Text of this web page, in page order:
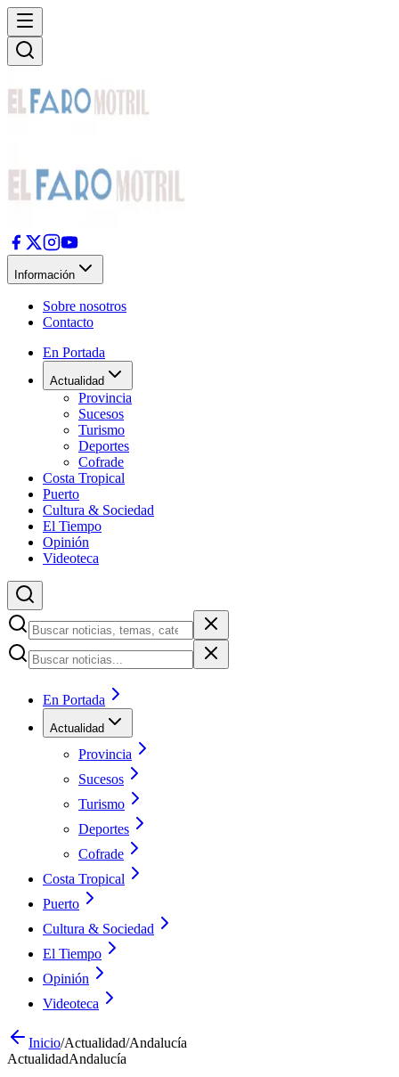
Información
Sobre nosotros
Contacto
En Portada
Actualidad
Provincia
Sucesos
Turismo
Deportes
Cofrade
Costa Tropical
Puerto
Cultura & Sociedad
El Tiempo
Opinión
Videoteca
En Portada
Actualidad
Provincia
Sucesos
Turismo
Deportes
Cofrade
Costa Tropical
Puerto
Cultura & Sociedad
El Tiempo
Opinión
Videoteca
Inicio/Actualidad/Andalucía
ActualidadAndalucía